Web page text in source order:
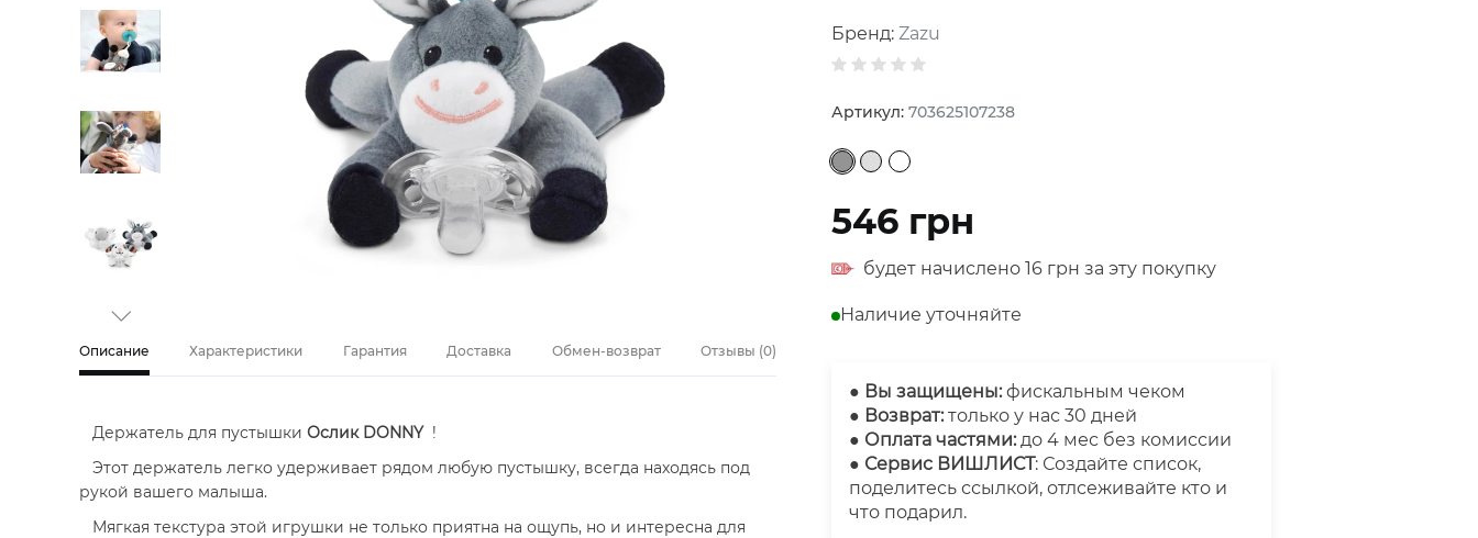
Описание Характеристики Гарантия Доставка Обмен-возврат Отзывы (0)
Держатель для пустышки Ослик DONNY !
Этот держатель легко удерживает рядом любую пустышку, всегда находясь под
рукой вашего малыша.
Мягкая текстура этой игрушки не только приятна на ощупь, но и интересна для
Бренд: Zazu
Артикул: 703625107238
546 грн
будет начислено 16 грн за эту покупку
Наличие уточняйте
● Вы защищены:фискальным чеком
● Возврат:только у нас 30 дней
● Оплата частями:до 4 мес без комиссии
● Сервис ВИШЛИСТ: Создайте список,
поделитесь ссылкой, отлсеживайте кто и
что подарил.